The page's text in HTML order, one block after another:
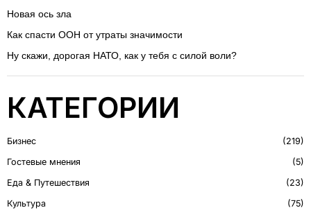
Новая ось зла
Как спасти ООН от утраты значимости
Ну скажи, дорогая НАТО, как у тебя с силой воли?
КАТЕГОРИИ
Бизнес
219
Гостевые мнения
5
Еда & Путешествия
23
Культура
75